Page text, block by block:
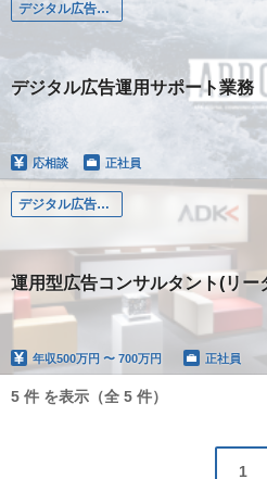
デジタル広告運用サポート
デジタル広告運用サポート業務
応相談 正社員
デジタル広告運用
運用型広告コンサルタント(リー
年収500万円 〜 700万円 正社員
5 件 を表示（全 5 件）
1